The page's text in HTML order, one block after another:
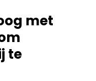
met
te